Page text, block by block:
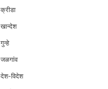
क्रीडा
खान्देश
गुन्हे
जळगांव
देश-विदेश